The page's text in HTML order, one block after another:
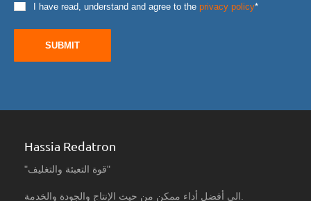
I have read, understand and agree to the privacy policy*
SUBMIT
Hassia Redatron
"قوة التعبئة والتغليف"